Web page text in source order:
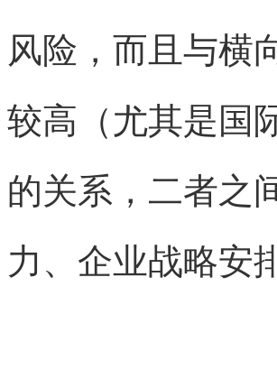
风险，而且与横
较高（尤其是国
的关系，二者之
力、企业战略安